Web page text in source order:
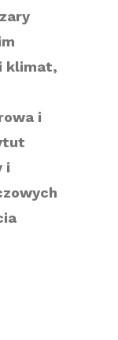
klimat,
i
i